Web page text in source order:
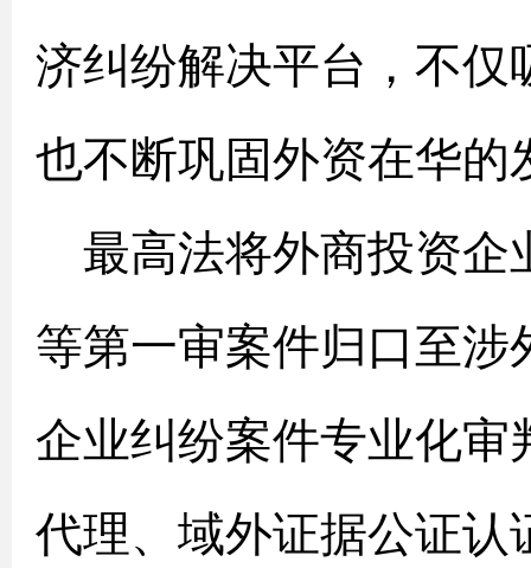
济纠纷解决平台，不仅
也不断巩固外资在华
最高法将外商投资企
等第一审案件归口至
企业纠纷案件专业化
代理、域外证据公证认